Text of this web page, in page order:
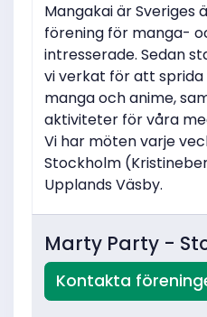
Mangakai är Sveriges
förening för manga-
intresserade. Sedan
vi verkat för att
manga och anime,
aktiviteter för våra
Vi har möten varje
Stockholm
Upplands Väsby.
Marty Party -
Kontakta